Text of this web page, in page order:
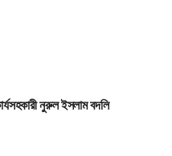
নুরুল ইসলাম বদলি